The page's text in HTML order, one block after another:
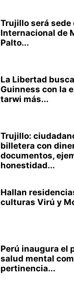
Trujillo será sede
Internacional de
Palto...
La Libertad
Guinness con la
tarwi más...
Trujillo:
billetera con
documentos,
honestidad...
Hallan
culturas Virú y
Perú inaugura el
salud mental
pertinencia...